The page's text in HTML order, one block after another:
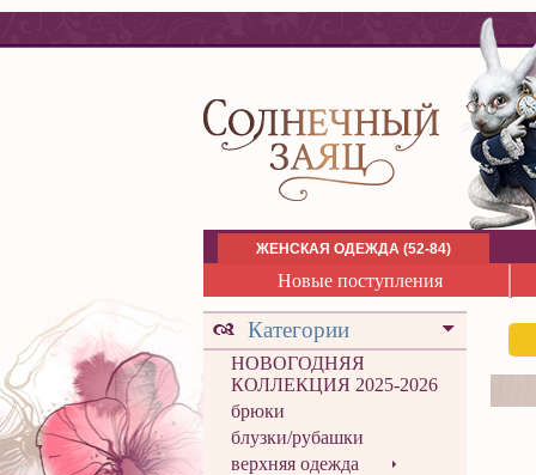
ЖЕНСКАЯ ОДЕЖДА (52-84)
Новые поступления
Категории
НОВОГОДНЯЯ
КОЛЛЕКЦИЯ 2025-2026
брюки
блузки/рубашки
верхняя одежда